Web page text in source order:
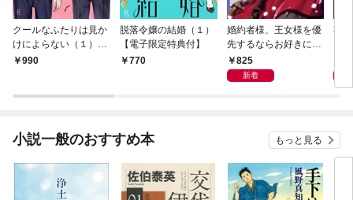
クールなふたりは見か
けによらない（１）
【電子限定特典付】
990
脱落令嬢の結婚（１）
【電子限定特典付】
770
婚約者様、王女様を優
先するならお好きにど
うぞ（※ただし、私も
王子様を優先します
825
新着
私
で
で
小説一般のおすすめ本 もっと見る